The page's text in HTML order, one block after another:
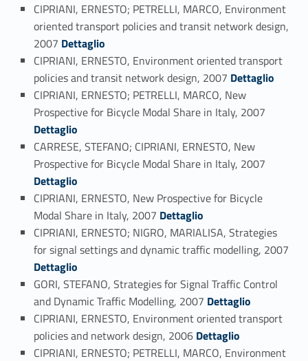
CIPRIANI, ERNESTO; PETRELLI, MARCO, Environment
oriented transport policies and transit network design,
2007 Link identifier #identifier_person_92284-104
Dettaglio
CIPRIANI, ERNESTO, Environment oriented transport
policies and transit network design, 2007 Link identifier #identifier_person_33255-105
Dettaglio
CIPRIANI, ERNESTO; PETRELLI, MARCO, New
Prospective for Bicycle Modal Share in Italy, 2007
Dettaglio
CARRESE, STEFANO; CIPRIANI, ERNESTO, New
Prospective for Bicycle Modal Share in Italy, 2007
Dettaglio
CIPRIANI, ERNESTO, New Prospective for Bicycle
Modal Share in Italy, 2007 Link identifier #identifier_person_82410-108
Dettaglio
CIPRIANI, ERNESTO; NIGRO, MARIALISA, Strategies
for signal settings and dynamic traffic modelling, 2007
Link identifier #identifier_person_129283-109
Dettaglio
GORI, STEFANO, Strategies for Signal Traffic Control
and Dynamic Traffic Modelling, 2007 Link identifier #identifier_person_175810-110
Dettaglio
CIPRIANI, ERNESTO, Environment oriented transport
policies and network design, 2006 Link identifier #identifier_person_48579-111
Dettaglio
CIPRIANI, ERNESTO; PETRELLI, MARCO, Environment